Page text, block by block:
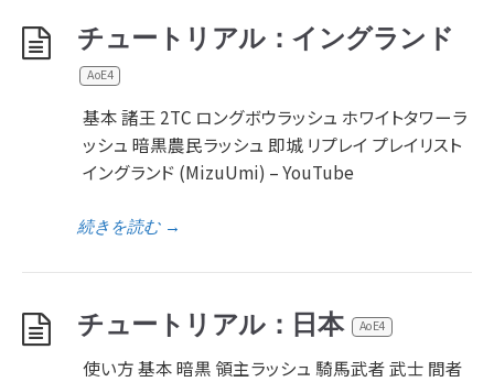
チュートリアル：イングランド
AoE4
基本 諸王 2TC ロングボウラッシュ ホワイトタワーラ
ッシュ 暗黒農民ラッシュ 即城 リプレイ プレイリスト
イングランド (MizuUmi) – YouTube
続きを読む→
チュートリアル：日本 AoE4
使い方 基本 暗黒 領主ラッシュ 騎馬武者 武士 間者